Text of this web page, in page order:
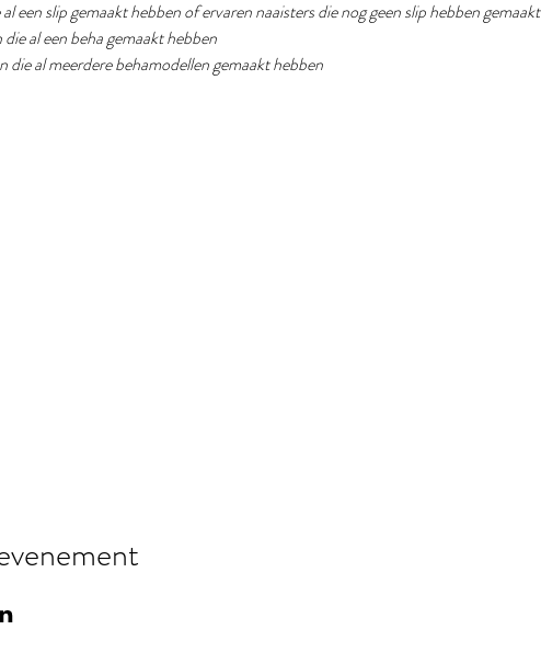
een slip gemaakt hebben of ervaren naaisters die nog geen slip hebben gemaakt
al een beha gemaakt hebben
die al meerdere behamodellen gemaakt hebben